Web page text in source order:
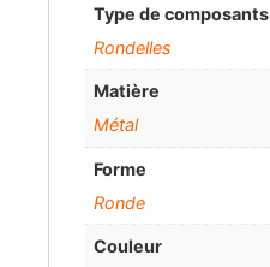
Type de composants
Rondelles
Matière
Métal
Forme
Ronde
Couleur